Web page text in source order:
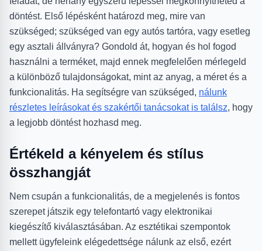
döntést. Első lépésként határozd meg, mire van
szükséged; szükséged van egy autós tartóra, vagy esetleg
egy asztali állványra? Gondold át, hogyan és hol fogod
használni a terméket, majd ennek megfelelően mérlegeld
a különböző tulajdonságokat, mint az anyag, a méret és a
funkcionalitás. Ha segítségre van szükséged, nálunk
részletes leírásokat és szakértői tanácsokat is találsz, hogy
a legjobb döntést hozhasd meg.
Értékeld a kényelem és stílus
összhangját
Nem csupán a funkcionalitás, de a megjelenés is fontos
szerepet játszik egy telefontartó vagy elektronikai
kiegészítő kiválasztásában. Az esztétikai szempontok
mellett ügyfeleink elégedettsége nálunk az első, ezért